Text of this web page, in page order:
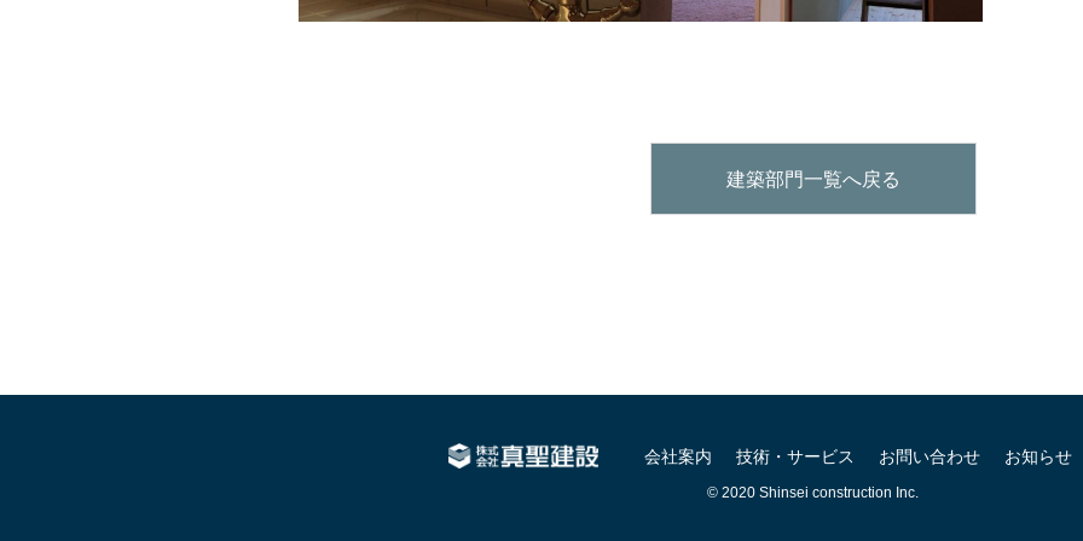
建築部門一覧へ戻る
会社案内 技術・サービス お問い合わせ お知らせ
© 2020 Shinsei construction Inc.